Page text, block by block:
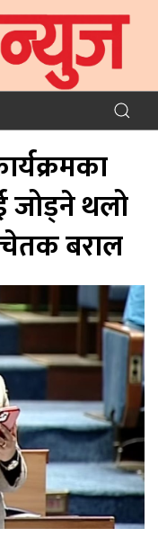
जोड्ने थलो
बराल